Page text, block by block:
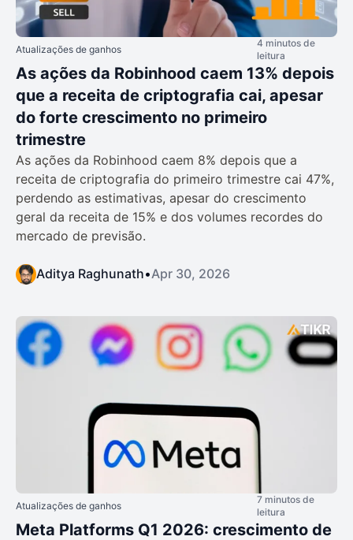
Atualizações de ganhos
4 minutos de
leitura
As ações da Robinhood caem 13% depois
que a receita de criptografia cai, apesar
do forte crescimento no primeiro
trimestre
As ações da Robinhood caem 8% depois que a
receita de criptografia do primeiro trimestre cai 47%,
perdendo as estimativas, apesar do crescimento
geral da receita de 15% e dos volumes recordes do
mercado de previsão.
Aditya Raghunath•Apr 30, 2026
Atualizações de ganhos
7 minutos de
leitura
Meta Platforms Q1 2026: crescimento de